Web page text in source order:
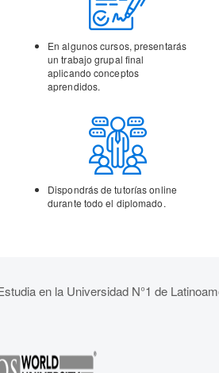
En algunos cursos, presentarás
un trabajogrupal final
aplicando conceptos
aprendidos.
Dispondrás de tutoríasonline
durante todo el diplomado.
en la Universidad N°1 de